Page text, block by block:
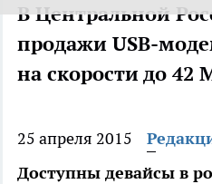
В Центральной
продажи USB-
на скорости до 42
25 апреля 2015
Доступны девайсы в